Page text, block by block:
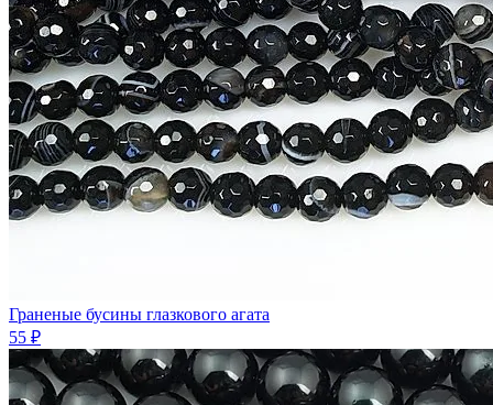
Граненые бусины глазкового агата
55 ₽